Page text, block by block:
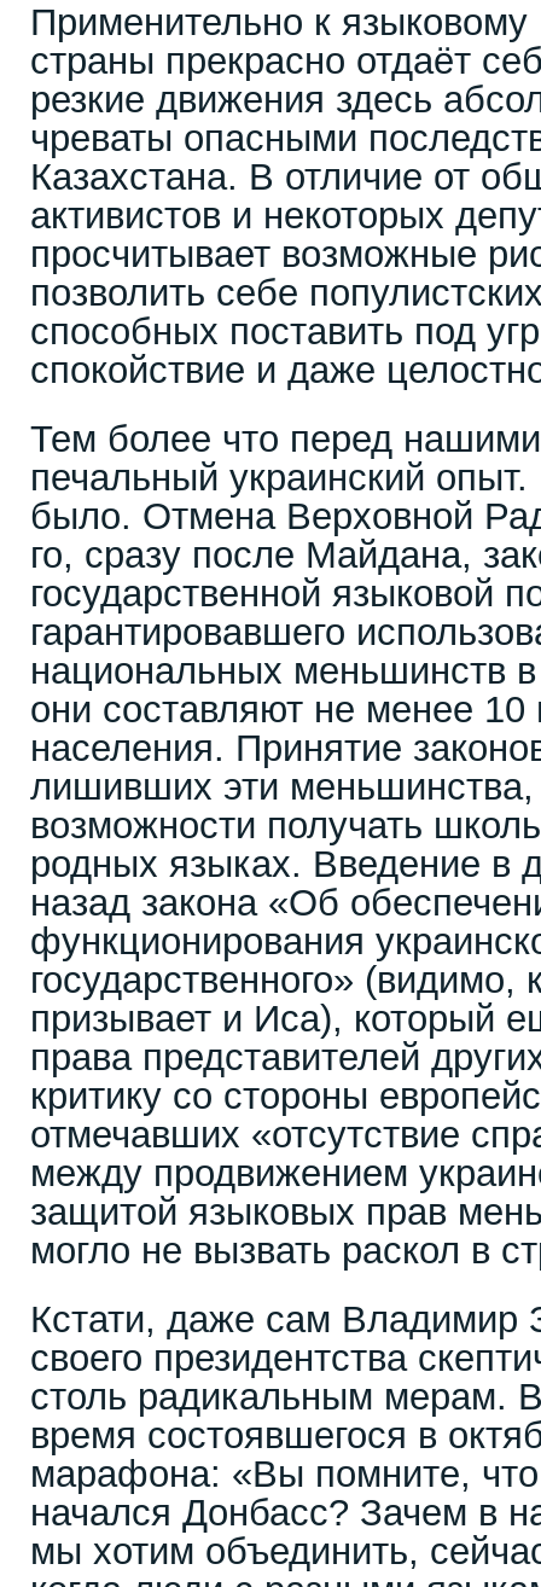
Применительно к языковому
страны прекрасно отдаёт
резкие движения здесь
чреваты опасными
Казахстана. В отличие от
активистов и некоторых
просчитывает возможные
позволить себе
способных поставить под
спокойствие и даже
Тем более что перед нашими
печальный украинский
было. Отмена Верховной
го, сразу после Майдана,
государственной языковой
гарантировавшего
национальных меньшинств в
они составляют не менее 10
населения. Принятие
лишивших эти меньшинства,
возможности получать
родных языках. Введение в
назад закона «Об
функционирования
государственного»
призывает и Иса), который
права представителей
критику со стороны
отмечавших «отсутствие
между продвижением
защитой языковых прав
могло не вызвать раскол в
Кстати, даже сам Владимир
своего президентства
столь радикальным мерам.
время состоявшегося в
марафона: «Вы помните, что
начался Донбасс? Зачем в
мы хотим объединить,